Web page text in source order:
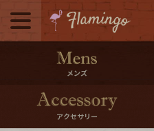
メニュー
500pt
10％
メンズ
アクセサリー